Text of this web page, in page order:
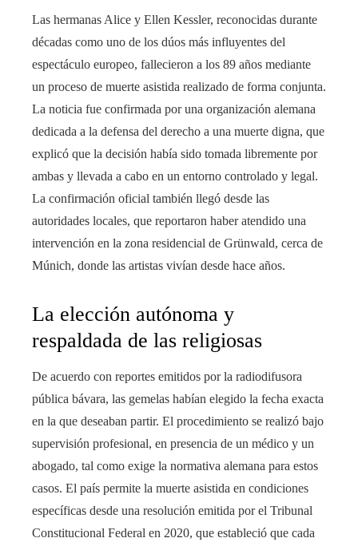
Las hermanas Alice y Ellen Kessler, reconocidas durante
décadas como uno de los dúos más influyentes del
espectáculo europeo, fallecieron a los 89 años mediante
un proceso de muerte asistida realizado de forma conjunta.
La noticia fue confirmada por una organización alemana
dedicada a la defensa del derecho a una muerte digna, que
explicó que la decisión había sido tomada libremente por
ambas y llevada a cabo en un entorno controlado y legal.
La confirmación oficial también llegó desde las
autoridades locales, que reportaron haber atendido una
intervención en la zona residencial de Grünwald, cerca de
Múnich, donde las artistas vivían desde hace años.
La elección autónoma y
respaldada de las religiosas
De acuerdo con reportes emitidos por la radiodifusora
pública bávara, las gemelas habían elegido la fecha exacta
en la que deseaban partir. El procedimiento se realizó bajo
supervisión profesional, en presencia de un médico y un
abogado, tal como exige la normativa alemana para estos
casos. El país permite la muerte asistida en condiciones
específicas desde una resolución emitida por el Tribunal
Constitucional Federal en 2020, que estableció que cada